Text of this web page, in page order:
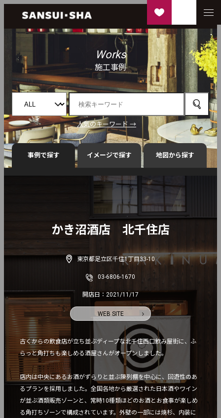
Works
施工事例
人気のキーワード →
事例で探す イメージで探す 地図から探す
かき沼酒店 北千住店
東京都足立区千住1丁目33-10
03-6806-1670
開店日：2021/11/17
WEB SITE
古くからの飲食店が立ち並ぶディープな北千住西口飲み屋街に、ふ
らっと角打ちも楽しめる酒屋さんがオープンしました。
店内は中央にあるお酒がずらりと並ぶ陳列棚を中心に、回遊性のあ
るプランを採用しました。全国各地から厳選された日本酒やワイン
が並ぶ酒類販売ゾーンと、常時10種類ほどのお酒とお食事が楽しめ
る角打ちゾーンで構成されています。外壁の一部には焼杉、内装に